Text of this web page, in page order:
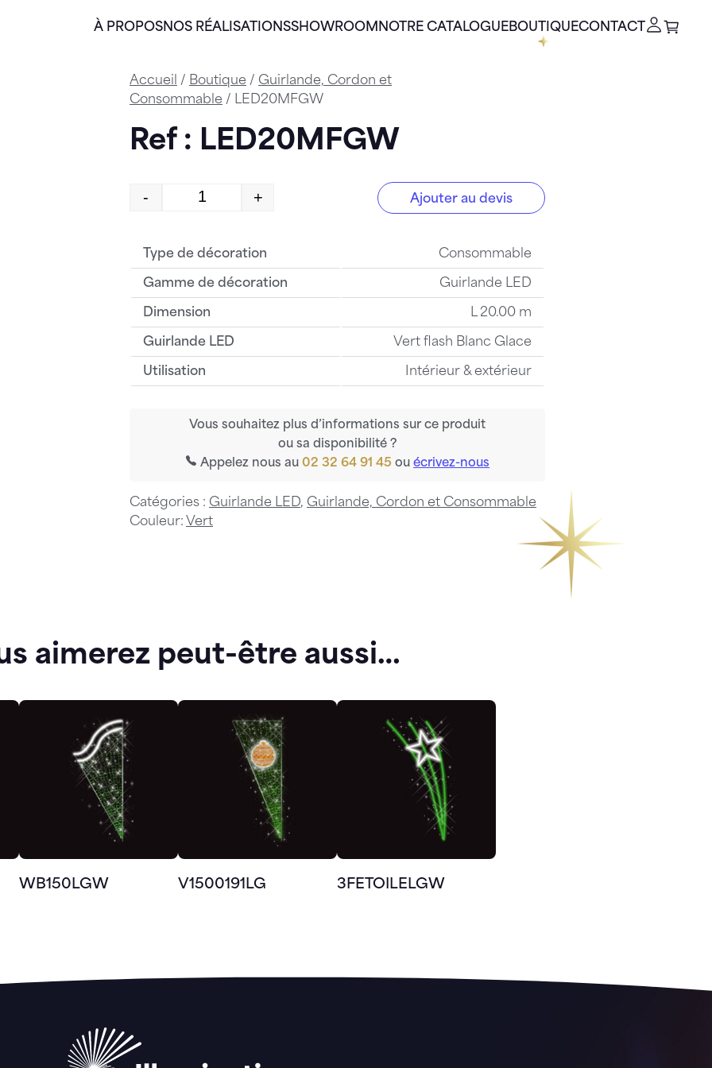
À PROPOSNOS RÉALISATIONSSHOWROOM NOTRE CATALOGUEBOUTIQUECONTACT
Accueil / Boutique / Guirlande, Cordon et
Consommable / LED20MFGW
Ref : LED20MFGW
quantité de LED20MFGW
- + Ajouter au devis
Type de décoration Consommable
Gamme de décoration Guirlande LED
Dimension L 20.00 m
Guirlande LED Vert flash Blanc Glace
Utilisation Intérieur & extérieur
Vous souhaitez plus d’informations sur ce produit
ou sa disponibilité ?
Appelez nous au02 32 64 91 45 ouécrivez-nous
Catégories : Guirlande LED, Guirlande, Cordon et Consommable
Couleur: Vert
aimerez peut-être aussi…
WB150LGW V1500191LG 3FETOILELGW